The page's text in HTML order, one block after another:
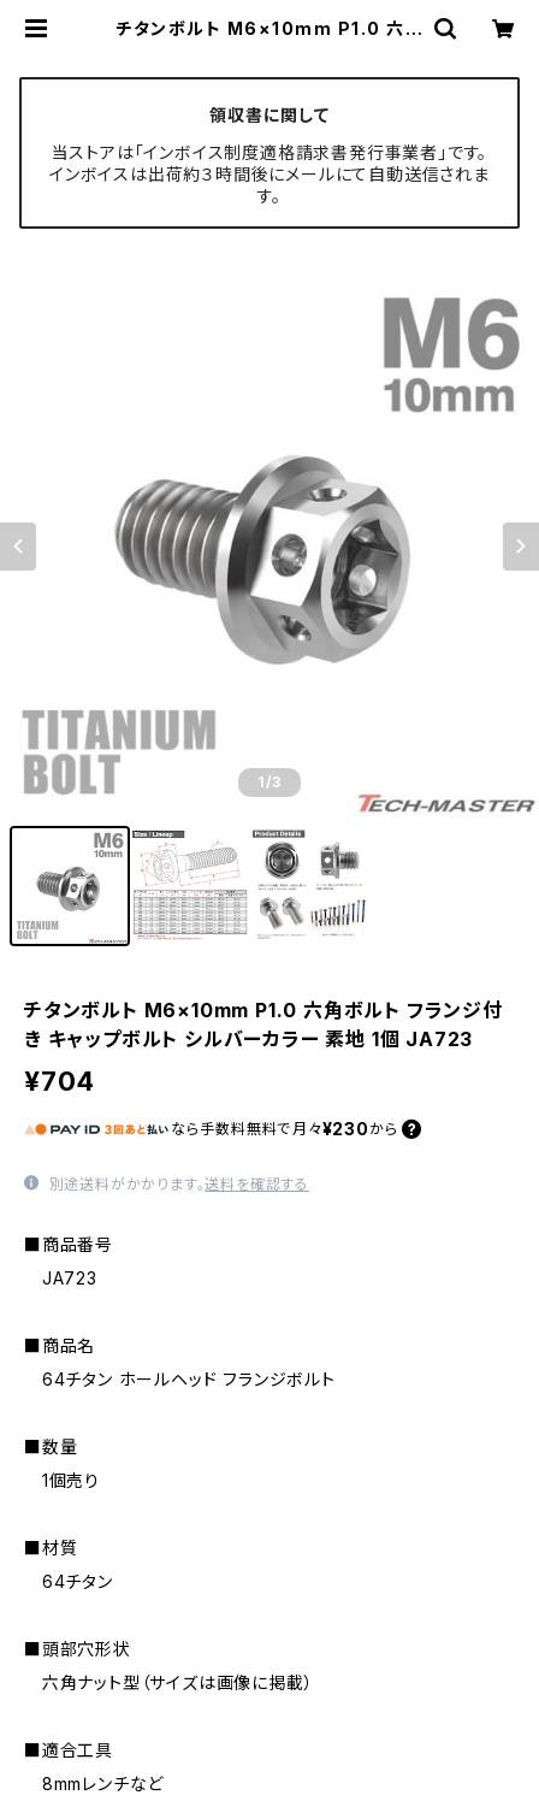
チタンボルト M6×10mm P1.0 六角
ECH-MASTER ボルト専門店
領収書に関して
当ストアは「インボイス制度適格請求書発行事業者」です。
インボイスは出荷約３時間後にメールにて自動送信されま
す。
1 /3
チタンボルト M6×10mm P1.0 六角ボルト フランジ付
き キャップボルト シルバーカラー 素地 1個 JA723
¥704
なら 手数料無料で 月々¥230 から
別途送料がかかります。送料を確認する
■商品番号
JA723
■商品名
64チタン ホールヘッド フランジボルト
■数量
1個売り
■材質
64チタン
■頭部穴形状
六角ナット型（サイズは画像に掲載）
■適合工具
8mmレンチなど